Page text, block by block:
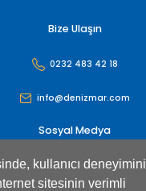
kullanıcı deneyimini
sitesinin verimli
Bize Ulaşın
0232 483 42 18
info@denizmar.com
Sosyal Medya